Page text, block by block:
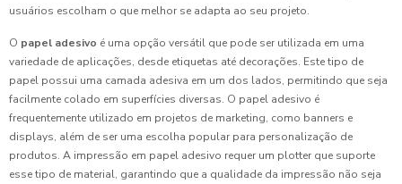
usuários escolham o que melhor se adapta ao seu projeto.
O papel adesivo é uma opção versátil que pode ser utilizada em uma
variedade de aplicações, desde etiquetas até decorações. Este tipo de
papel possui uma camada adesiva em um dos lados, permitindo que seja
facilmente colado em superfícies diversas. O papel adesivo é
frequentemente utilizado em projetos de marketing, como banners e
displays, além de ser uma escolha popular para personalização de
produtos. A impressão em papel adesivo requer um plotter que suporte
esse tipo de material, garantindo que a qualidade da impressão não seja